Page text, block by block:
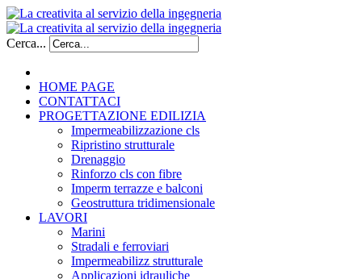
Cerca...
HOME PAGE
CONTATTACI
PROGETTAZIONE EDILIZIA
Impermeabilizzazione cls
Ripristino strutturale
Drenaggio
Rinforzo cls con fibre
Imperm terrazze e balconi
Geostruttura tridimensionale
LAVORI
Marini
Stradali e ferroviari
Impermeabilizz strutturale
Applicazioni idrauliche